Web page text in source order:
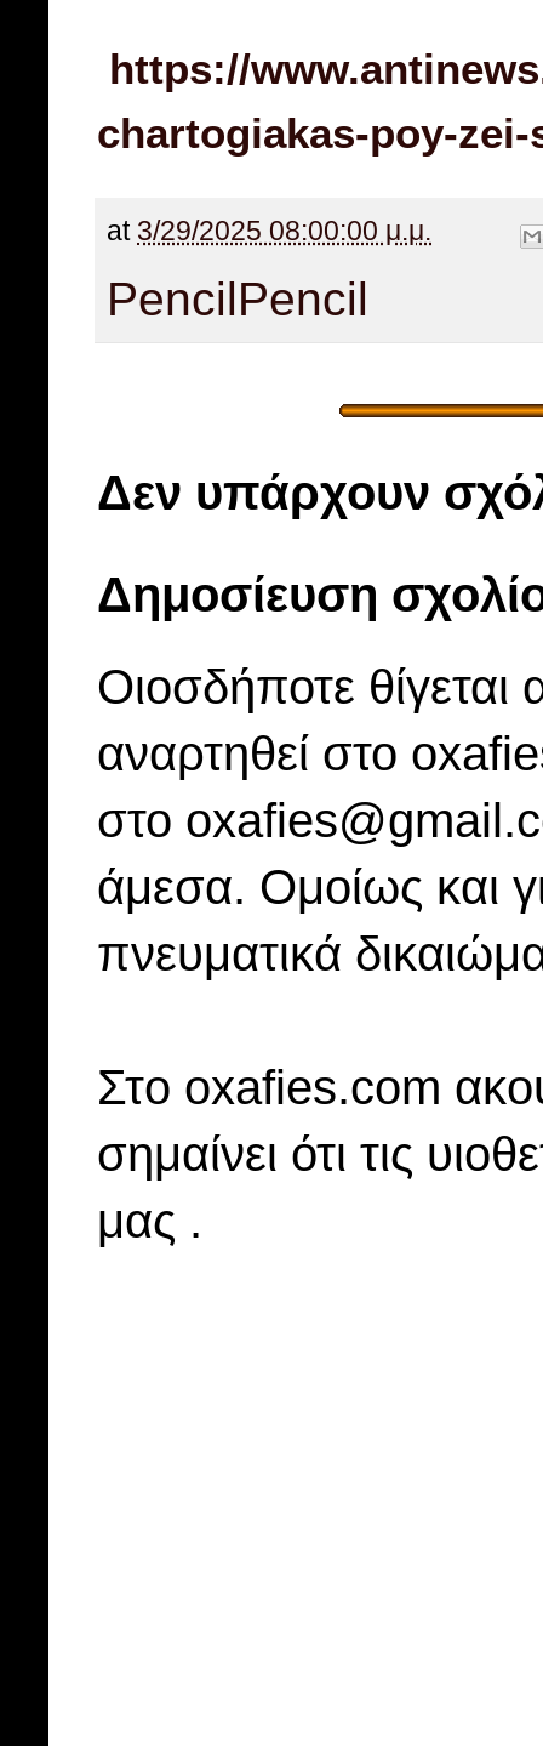
https://
chartogiakas-poy-
at 3/29/2025 08:00:00 μ.μ.
PencilPencil
Δεν υπάρχουν
Δημοσίευση
Οιοσδήποτε
αναρτηθεί στο
στο
άμεσα. Ομοίως και
πνευματικά
Στo oxafies.com
σημαίνει ότι τις
μας .